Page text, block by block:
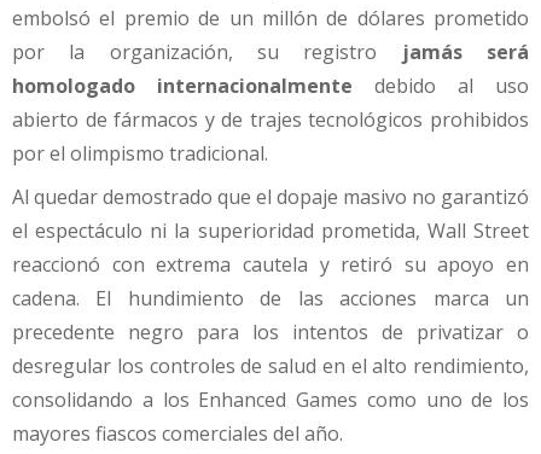
embolsó el premio de un millón de dólares prometido
por la organización, su registro
jamás será
homologado internacionalmente debido al uso
abierto de fármacos y de trajes tecnológicos prohibidos
por el olimpismo tradicional.
Al quedar demostrado que el dopaje masivo no garantizó
el espectáculo ni la superioridad prometida, Wall Street
reaccionó con extrema cautela y retiró su apoyo en
cadena. El hundimiento de las acciones marca un
precedente negro para los intentos de privatizar o
desregular los controles de salud en el alto rendimiento,
consolidando a los Enhanced Games como uno de los
mayores fiascos comerciales del año.